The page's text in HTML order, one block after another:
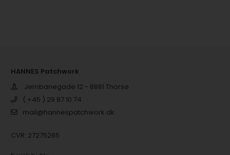
HANNES Patchwork
Jernbanegade 12 - 8881 Thorsø
( +45 ) 29 87 10 74
mail@hannespatchwork.dk
CVR: 27275265